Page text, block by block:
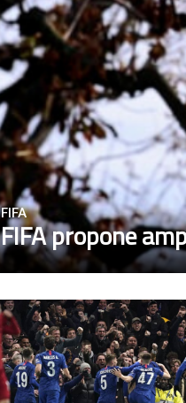
FIFA
FIFA propone